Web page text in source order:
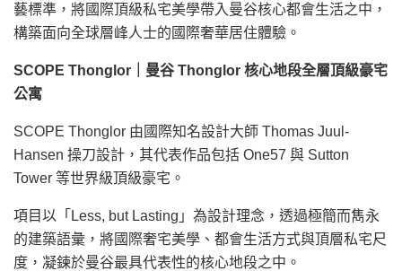
藝標準，將國際頂級私宅美學帶入曼谷核心都會生活之中，
構築面向全球層峰人士的國際奢華居住體驗。
SCOPE Thonglor ｜曼谷 Thonglor 核心地段全層頂級豪宅
公寓
SCOPE Thonglor 由國際知名設計大師 Thomas Juul-
Hansen 操刀設計，其代表作品包括 One57 與 Sutton
Tower 等世界級頂級豪宅。
項目以「Less, but Lasting」為設計理念，透過極簡而雋永
的建築語彙，將國際奢宅美學、都會生活方式與頂層私宅尺
度，凝鍊於曼谷最具代表性的核心地段之中。